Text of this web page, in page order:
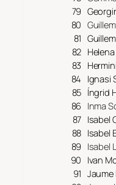
79
80
81
82
83
84 Ignasi
85 Íngrid
86 Inma
87 Isabel
88 Isabel
89 Isabel
90 Ivan
91 Jaume